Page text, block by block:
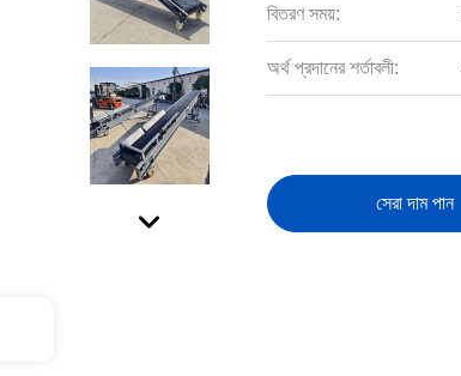
বিতরণ সময়:
অর্থ প্রদানের শর্তাবলী:
সেরা দাম পান